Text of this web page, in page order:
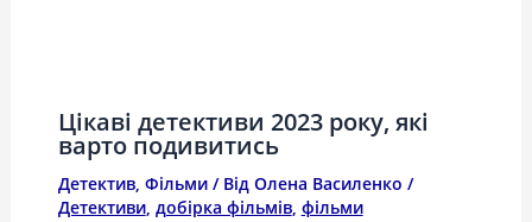
Цікаві детективи 2023 року, які
варто подивитись
Детектив, Фільми/ Від Олена Василенко /
Детективи, добірка фільмів, фільми